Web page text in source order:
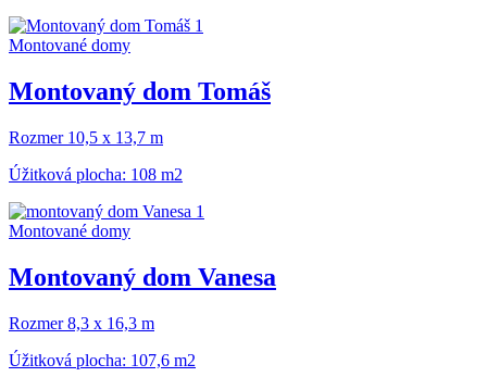
Montované domy
Montovaný dom Tomáš
Rozmer 10,5 x 13,7 m
Úžitková plocha: 108 m2
Montované domy
Montovaný dom Vanesa
Rozmer 8,3 x 16,3 m
Úžitková plocha: 107,6 m2